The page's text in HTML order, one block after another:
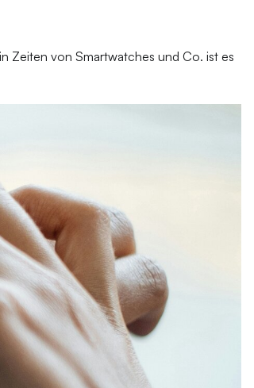
Zeiten von Smartwatches und Co. ist es